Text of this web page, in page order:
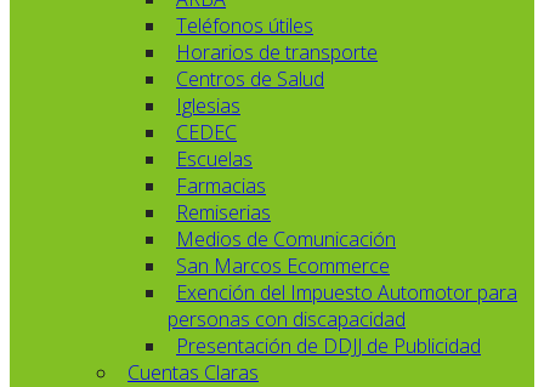
Teléfonos útiles
Horarios de transporte
Centros de Salud
Iglesias
CEDEC
Escuelas
Farmacias
Remiserias
Medios de Comunicación
San Marcos Ecommerce
Exención del Impuesto Automotor para
personas con discapacidad
Presentación de DDJJ de Publicidad
Cuentas Claras